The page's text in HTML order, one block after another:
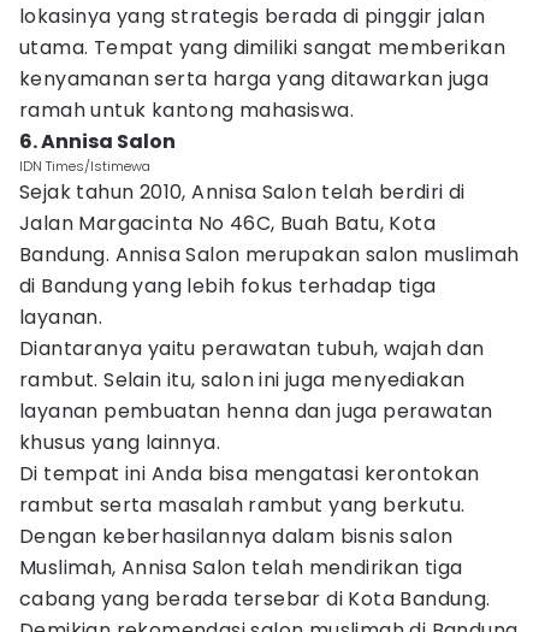
lokasinya yang strategis berada di pinggir jalan
utama. Tempat yang dimiliki sangat memberikan
kenyamanan serta harga yang ditawarkan juga
ramah untuk kantong mahasiswa.
6. Annisa Salon
IDN Times/Istimewa
Sejak tahun 2010, Annisa Salon telah berdiri di
Jalan Margacinta No 46C, Buah Batu, Kota
Bandung. Annisa Salon merupakan salon muslimah
di Bandung yang lebih fokus terhadap tiga
layanan.
Diantaranya yaitu perawatan tubuh, wajah dan
rambut. Selain itu, salon ini juga menyediakan
layanan pembuatan henna dan juga perawatan
khusus yang lainnya.
Di tempat ini Anda bisa mengatasi kerontokan
rambut serta masalah rambut yang berkutu.
Dengan keberhasilannya dalam bisnis salon
Muslimah, Annisa Salon telah mendirikan tiga
cabang yang berada tersebar di Kota Bandung.